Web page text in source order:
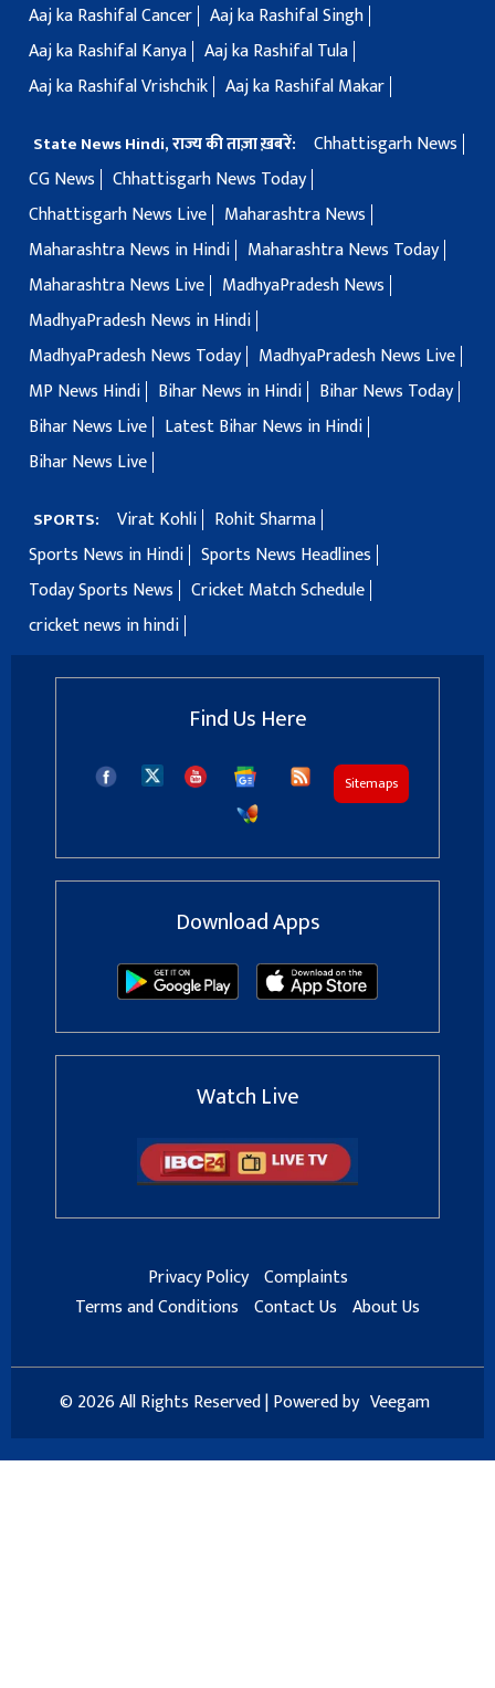
Aaj ka Rashifal Cancer Aaj ka Rashifal Singh
Aaj ka Rashifal Kanya Aaj ka Rashifal Tula
Aaj ka Rashifal Vrishchik Aaj ka Rashifal Makar
State News Hindi, राज्य की ताज़ा ख़बरें:
Chhattisgarh News
CG News
Chhattisgarh News Today
Chhattisgarh News Live
Maharashtra News
Maharashtra News in Hindi
Maharashtra News Today
Maharashtra News Live
MadhyaPradesh News
MadhyaPradesh News in Hindi
MadhyaPradesh News Today
MadhyaPradesh News Live
MP News Hindi
Bihar News in Hindi
Bihar News Today
Bihar News Live
Latest Bihar News in Hindi
Bihar News Live
SPORTS: Virat Kohli
Rohit Sharma
Sports News in Hindi Sports News Headlines
Today Sports News
Cricket Match Schedule
cricket news in hindi
Find Us Here
Sitemaps
Download Apps
Watch Live
Privacy Policy Complaints
Terms and Conditions Contact Us About Us
© 2026 All Rights Reserved | Powered by Veegam